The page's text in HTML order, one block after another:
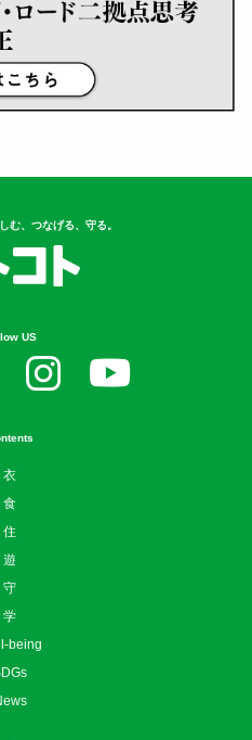
ウトドア】クマの心配なく、安
てキ...
む、つなげる、守る。
US